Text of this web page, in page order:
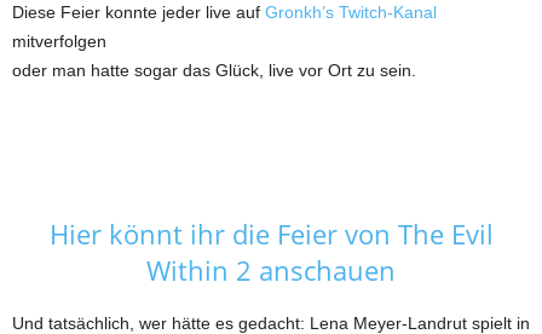
Diese Feier konnte jeder live auf Gronkh’s Twitch-Kanal
mitverfolgen
oder man hatte sogar das Glück, live vor Ort zu sein.
Hier könnt ihr die Feier von The Evil
Within 2 anschauen
Und tatsächlich, wer hätte es gedacht: Lena Meyer-Landrut spielt in